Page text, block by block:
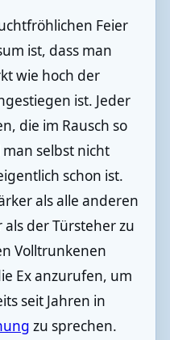
Feier
ist, dass man
wie hoch der
ist. Jeder
die im Rausch so
selbst nicht
schon ist.
als alle anderen
der Türsteher zu
Volltrunkenen
Ex anzurufen, um
seit Jahren in
zu sprechen.